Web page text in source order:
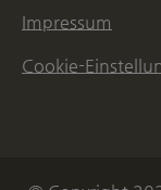
Impressum
Cookie-